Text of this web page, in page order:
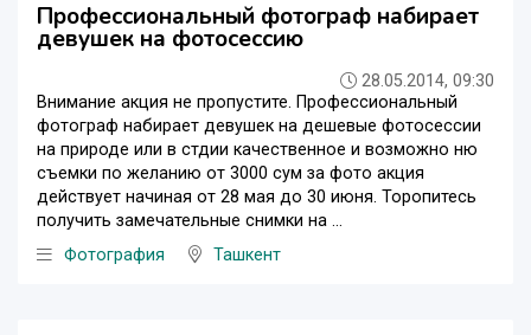
Профессиональный фотограф набирает
девушек на фотосессию
28.05.2014, 09:30
Внимание акция не пропустите. Профессиональный
фотограф набирает девушек на дешевые фотосессии
на природе или в стдии качественное и возможно ню
съемки по желанию от 3000 сум за фото акция
действует начиная от 28 мая до 30 июня. Торопитесь
получить замечательные снимки на ...
Фотография
Ташкент